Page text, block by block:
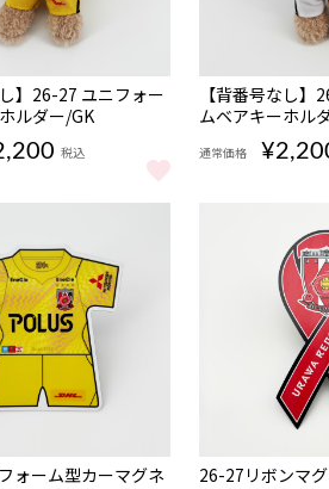
ー/1st をもっと見る
し】26-27 ユニフォー
ルダー/GK
税込
し】26-27 ユニフォームベアキーホルダー/
NEW
【背番号なし】
ムベアキーホル
通常価格
【背番号なし
ォーム型カーマグネ
NEW
26-27リボンマグ